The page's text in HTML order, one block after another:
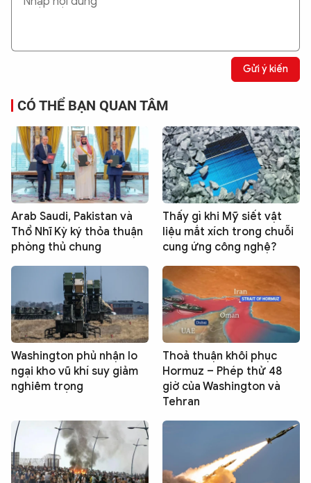
Gửi ý kiến
CÓ THỂ BẠN QUAN TÂM
Arab Saudi, Pakistan và
Thổ Nhĩ Kỳ ký thỏa thuận
phòng thủ chung
Thấy gì khi Mỹ siết vật
liệu mắt xích trong chuỗi
cung ứng công nghệ?
Washington phủ nhận lo
ngại kho vũ khí suy giảm
nghiêm trọng
Thoả thuận khôi phục
Hormuz – Phép thử 48
giờ của Washington và
Tehran